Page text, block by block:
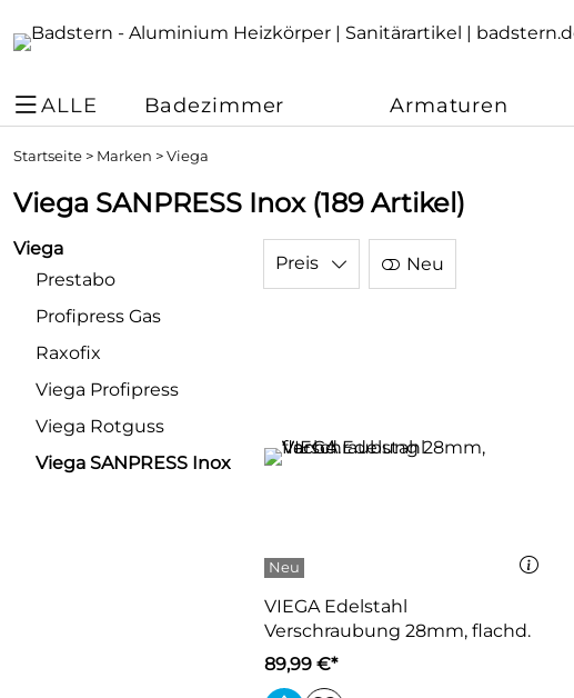
ALLE Badezimmer Armaturen
Startseite > Marken > Viega
Viega SANPRESS Inox(189 Artikel)
Viega
Prestabo
Profipress Gas
Raxofix
Viega Profipress
Viega Rotguss
Viega SANPRESS Inox
Preis Neu
VIEGA Edelstahl
Verschraubung 28mm, flachd.
89,99 €*